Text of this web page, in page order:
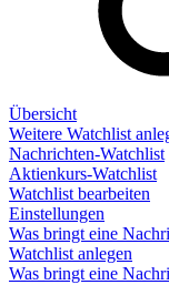
Übersicht
Weitere Watchlist
Nachrichten-Watchlist
Aktienkurs-Watchlist
Watchlist bearbeiten
Einstellungen
Was bringt eine
Watchlist anlegen
Was bringt eine